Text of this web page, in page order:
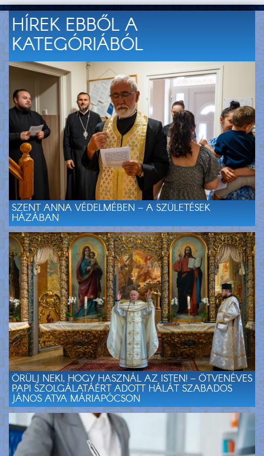
HÍREK EBBŐL A
KATEGÓRIÁBÓL
SZENT ANNA VÉDELMÉBEN – A SZÜLETÉSEK
HÁZÁBAN
ÖRÜLJ NEKI, HOGY HASZNÁL AZ ISTEN! – ÖTVENÉVES
PAPI SZOLGÁLATÁÉRT ADOTT HÁLÁT SZABADOS
JÁNOS ATYA MÁRIAPÓCSON